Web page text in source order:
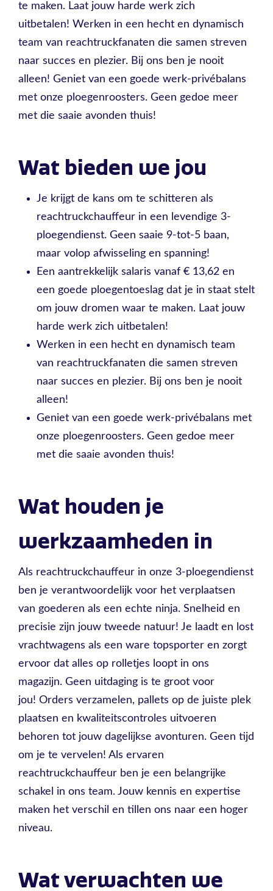
te maken. Laat jouw harde werk zich
uitbetalen! Werken in een hecht en dynamisch
team van reachtruckfanaten die samen streven
naar succes en plezier. Bij ons ben je nooit
alleen! Geniet van een goede werk-privébalans
met onze ploegenroosters. Geen gedoe meer
met die saaie avonden thuis!
Wat bieden we jou
Je krijgt de kans om te schitteren als
reachtruckchauffeur in een levendige 3-
ploegendienst. Geen saaie 9-tot-5 baan,
maar volop afwisseling en spanning!
Een aantrekkelijk salaris vanaf € 13,62 en
een goede ploegentoeslag dat je in staat stelt
om jouw dromen waar te maken. Laat jouw
harde werk zich uitbetalen!
Werken in een hecht en dynamisch team
van reachtruckfanaten die samen streven
naar succes en plezier. Bij ons ben je nooit
alleen!
Geniet van een goede werk-privébalans met
onze ploegenroosters. Geen gedoe meer
met die saaie avonden thuis!
Wat houden je
werkzaamheden in
Als reachtruckchauffeur in onze 3-ploegendienst
ben je verantwoordelijk voor het verplaatsen
van goederen als een echte ninja. Snelheid en
precisie zijn jouw tweede natuur! Je laadt en lost
vrachtwagens als een ware topsporter en zorgt
ervoor dat alles op rolletjes loopt in ons
magazijn. Geen uitdaging is te groot voor
jou! Orders verzamelen, pallets op de juiste plek
plaatsen en kwaliteitscontroles uitvoeren
behoren tot jouw dagelijkse avonturen. Geen tijd
om je te vervelen! Als ervaren
reachtruckchauffeur ben je een belangrijke
schakel in ons team. Jouw kennis en expertise
maken het verschil en tillen ons naar een hoger
niveau.
Wat verwachten we